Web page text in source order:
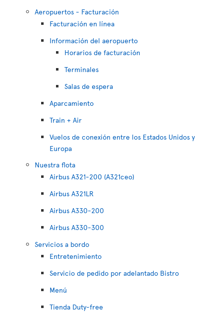
Aeropuertos - Facturación
Facturación en línea
Información del aeropuerto
Horarios de facturación
Terminales
Salas de espera
Aparcamiento
Train + Air
Vuelos de conexión entre los Estados Unidos y
Europa
Nuestra flota
Airbus A321-200 (A321ceo)
Airbus A321LR
Airbus A330-200
Airbus A330-300
Servicios a bordo
Entretenimiento
Servicio de pedido por adelantado Bistro
Menú
Tienda Duty-free